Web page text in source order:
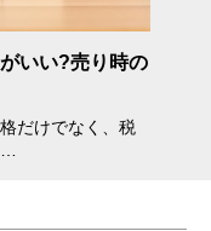
いい?売り時の
だけでなく、税
…